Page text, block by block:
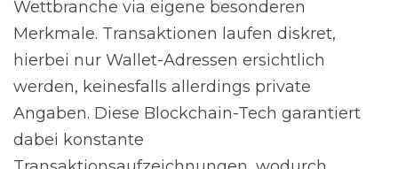
Wettbranche via eigene besonderen
Merkmale. Transaktionen laufen diskret,
hierbei nur Wallet-Adressen ersichtlich
werden, keinesfalls allerdings private
Angaben. Diese Blockchain-Tech garantiert
dabei konstante